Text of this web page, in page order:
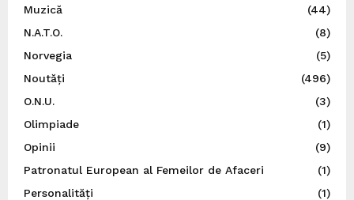
Muzică
(44)
N.A.T.O.
(8)
Norvegia
(5)
Noutăți
(496)
O.N.U.
(3)
Olimpiade
(1)
Opinii
(9)
Patronatul European al Femeilor de Afaceri
(1)
Personalități
(1)